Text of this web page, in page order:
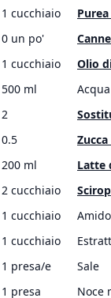
1 cucchiaio
0 un po'
1 cucchiaio
Olio
500 ml
Acqua
2
0.5
200 ml
Latte
2 cucchiaio
1 cucchiaio
1 cucchiaio
1 presa/e
Sale
1 presa
Noce